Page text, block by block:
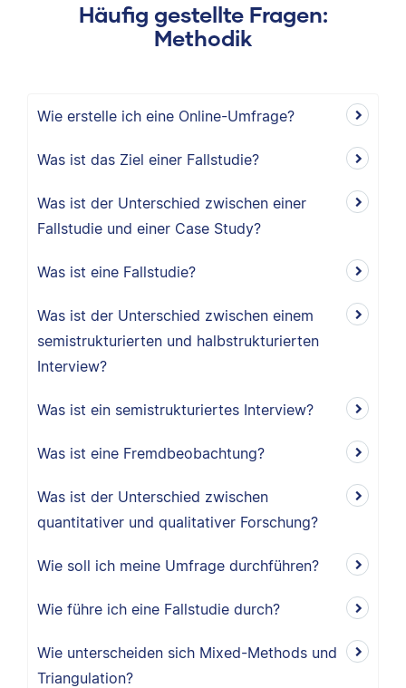
Häufig gestellte Fragen:
Methodik
Wie erstelle ich eine Online-Umfrage?
Was ist das Ziel einer Fallstudie?
Was ist der Unterschied zwischen einer
Fallstudie und einer Case Study?
Was ist eine Fallstudie?
Was ist der Unterschied zwischen einem
semistrukturierten und halbstrukturierten
Interview?
Was ist ein semistrukturiertes Interview?
Was ist eine Fremdbeobachtung?
Was ist der Unterschied zwischen
quantitativer und qualitativer Forschung?
Wie soll ich meine Umfrage durchführen?
Wie führe ich eine Fallstudie durch?
Wie unterscheiden sich Mixed-Methods und
Triangulation?